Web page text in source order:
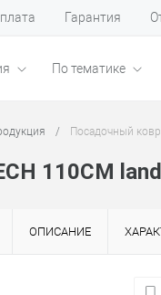
Гарантия
По тематике
/ Посадочный
110CM
ОПИСАНИЕ